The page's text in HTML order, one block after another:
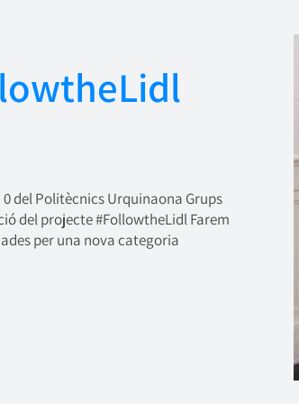
del Politècnics Urquinaona Grups
del projecte #FollowtheLidl Farem
per una nova categoria